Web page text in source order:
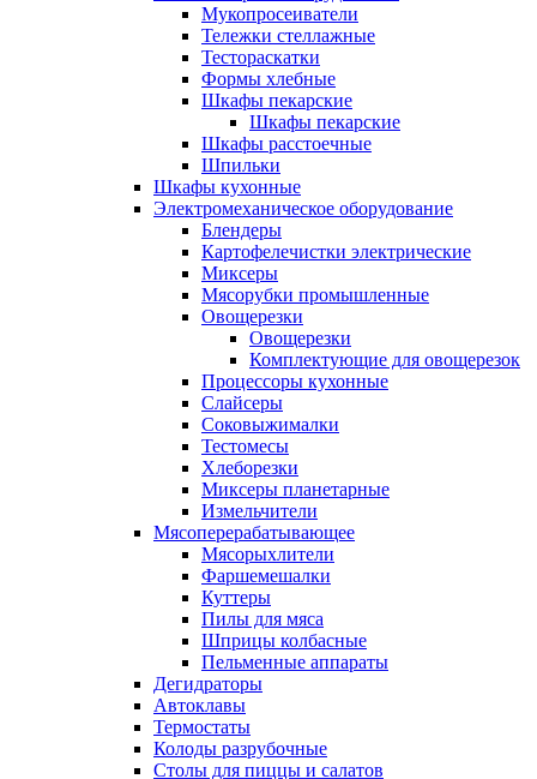
Мукопросеиватели
Тележки стеллажные
Тестораскатки
Формы хлебные
Шкафы пекарские
Шкафы пекарские
Шкафы расстоечные
Шпильки
Шкафы кухонные
Электромеханическое оборудование
Блендеры
Картофелечистки электрические
Миксеры
Мясорубки промышленные
Овощерезки
Овощерезки
Комплектующие для овощерезок
Процессоры кухонные
Слайсеры
Соковыжималки
Тестомесы
Хлеборезки
Миксеры планетарные
Измельчители
Мясоперерабатывающее
Мясорыхлители
Фаршемешалки
Куттеры
Пилы для мяса
Шприцы колбасные
Пельменные аппараты
Дегидраторы
Автоклавы
Термостаты
Колоды разрубочные
Столы для пиццы и салатов